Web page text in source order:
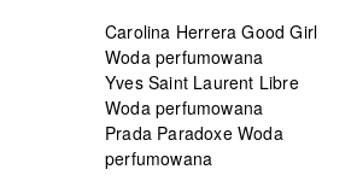
Carolina Herrera Good Girl
Woda perfumowana
Yves Saint Laurent Libre
Woda perfumowana
Prada Paradoxe Woda
perfumowana